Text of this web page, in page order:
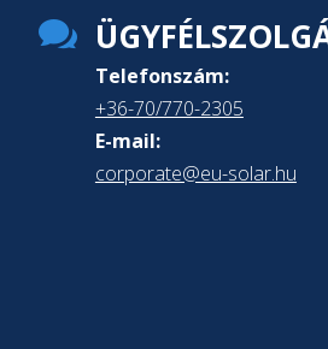

Telefonszám:
+36-70/770-2305
E-mail:
corporate@eu-solar.hu